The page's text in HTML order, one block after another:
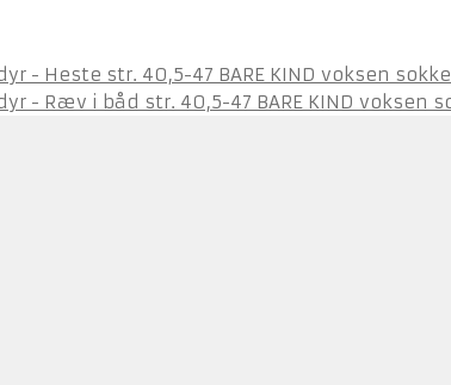
BARE KIND voksen
BARE KIND voksen